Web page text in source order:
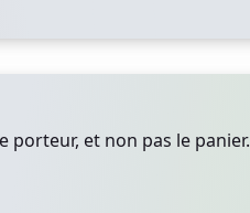
porteur, et non pas le panier.